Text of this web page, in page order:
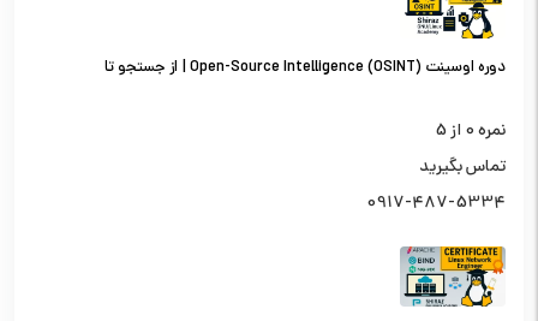
دوره اوسینت (OSINT) Open-Source Intelligence | از جستجو تا
نمره0 از 5
تماس بگیرید
0917-487-5334